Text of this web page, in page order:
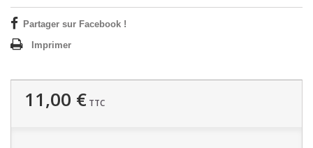
Partager sur Facebook !
Imprimer
11,00 € TTC